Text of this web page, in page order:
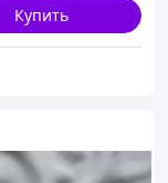
Купить